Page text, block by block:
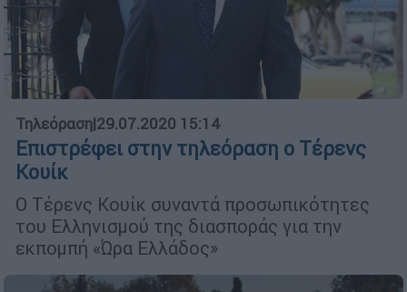
Τηλεόραση|29.07.2020 15:14
Επιστρέφει στην τηλεόραση ο Τέρενς
Κουίκ
Ο Τέρενς Κουίκ συναντά προσωπικότητες
του Ελληνισμού της διασποράς για την
εκπομπή «Ώρα Ελλάδος»